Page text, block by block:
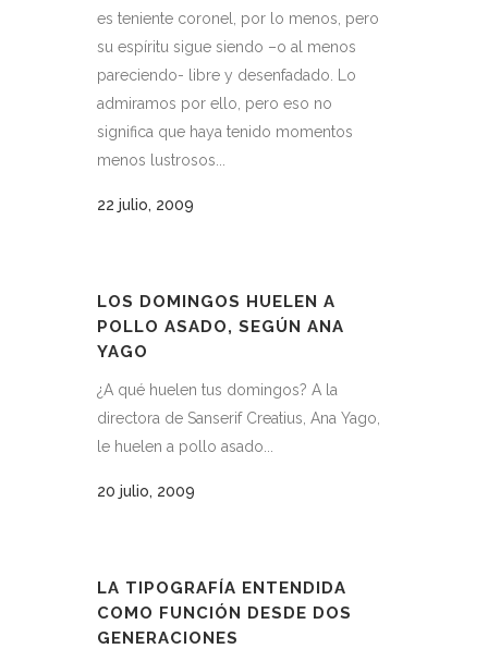
es teniente coronel, por lo menos, pero
su espíritu sigue siendo –o al menos
pareciendo- libre y desenfadado. Lo
admiramos por ello, pero eso no
significa que haya tenido momentos
menos lustrosos...
22 julio, 2009
LOS DOMINGOS HUELEN A
POLLO ASADO, SEGÚN ANA
YAGO
¿A qué huelen tus domingos? A la
directora de Sanserif Creatius, Ana Yago,
le huelen a pollo asado...
20 julio, 2009
LA TIPOGRAFÍA ENTENDIDA
COMO FUNCIÓN DESDE DOS
GENERACIONES